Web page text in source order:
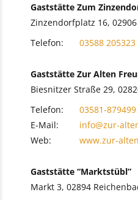
Gaststätte Zum
Zinzendorfplatz 16,
Telefon:
03588 205323
Gaststätte Zur Alten
Biesnitzer Straße 29,
Telefon:
03581-879499
E-Mail:
info@zur-
Web:
www.zur-
Gaststätte “Marktstübl”
Markt 3, 02894